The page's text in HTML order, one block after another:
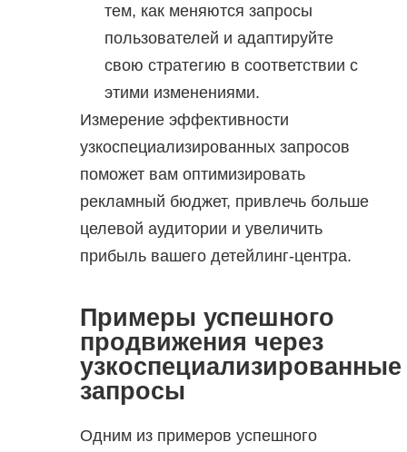
тем, как меняются запросы
пользователей и адаптируйте
свою стратегию в соответствии с
этими изменениями.
Измерение эффективности
узкоспециализированных запросов
поможет вам оптимизировать
рекламный бюджет, привлечь больше
целевой аудитории и увеличить
прибыль вашего детейлинг-центра.
Примеры успешного
продвижения через
узкоспециализированные
запросы
Одним из примеров успешного